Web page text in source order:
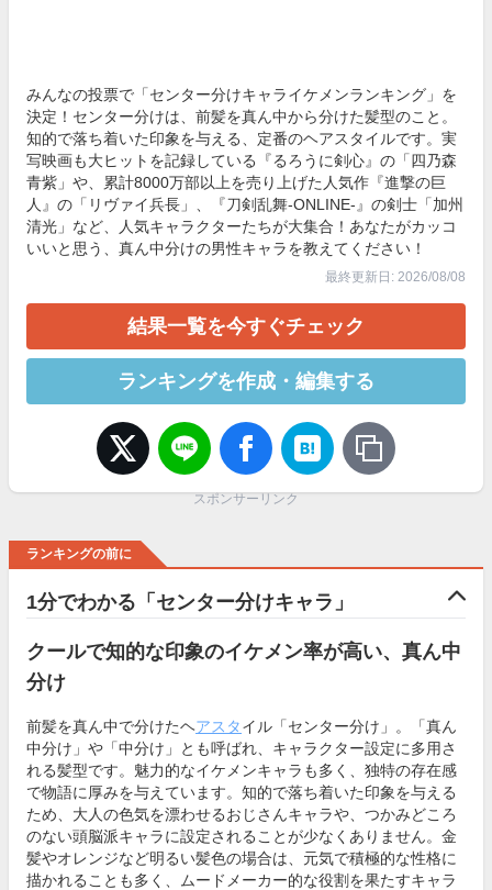
みんなの投票で「センター分けキャライケメンランキング」を
決定！センター分けは、前髪を真ん中から分けた髪型のこと。
知的で落ち着いた印象を与える、定番のヘアスタイルです。実
写映画も大ヒットを記録している『るろうに剣心』の「四乃森
青紫」や、累計8000万部以上を売り上げた人気作『進撃の巨
人』の「リヴァイ兵長」、『刀剣乱舞-ONLINE-』の剣士「加州
清光」など、人気キャラクターたちが大集合！あなたがカッコ
いいと思う、真ん中分けの男性キャラを教えてください！
最終更新日: 2026/08/08
結果一覧を今すぐチェック
ランキングを作成・編集する
スポンサーリンク
ランキングの前に
1分でわかる「センター分けキャラ」
クールで知的な印象のイケメン率が高い、真ん中
分け
前髪を真ん中で分けたヘアスタイル「センター分け」。「真ん
中分け」や「中分け」とも呼ばれ、キャラクター設定に多用さ
れる髪型です。魅力的なイケメンキャラも多く、独特の存在感
で物語に厚みを与えています。知的で落ち着いた印象を与える
ため、大人の色気を漂わせるおじさんキャラや、つかみどころ
のない頭脳派キャラに設定されることが少なくありません。金
髪やオレンジなど明るい髪色の場合は、元気で積極的な性格に
描かれることも多く、ムードメーカー的な役割を果たすキャラ